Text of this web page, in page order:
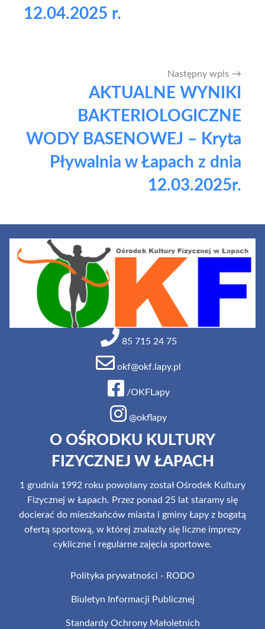
12.04.2025 r.
Następny wpis
AKTUALNE WYNIKI
BAKTERIOLOGICZNE
WODY BASENOWEJ – Kryta
Pływalnia w Łapach z dnia
12.03.2025r.
85 715 24 75
okf@okf.lapy.pl
/OKFLapy
@okflapy
O OŚRODKU KULTURY
FIZYCZNEJ W ŁAPACH
1 grudnia 1992 roku powołany został Ośrodek Kultury
Fizycznej w Łapach. Przez ponad 25 lat staramy się
docierać do mieszkańców miasta i gminy Łapy z bogatą
ofertą sportową, w której znalazły się liczne imprezy
cykliczne i regularne zajęcia sportowe.
Polityka prywatności - RODO
Biuletyn Informacji Publicznej
Standardy Ochrony Małoletnich